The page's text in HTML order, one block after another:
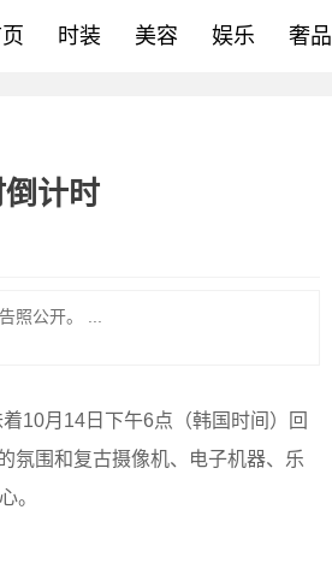
时装 美容 娱乐 奢品
计时
照公开。 ...
10月14日下午6点（韩国时间）回
氛围和复古摄像机、电子机器、乐
。